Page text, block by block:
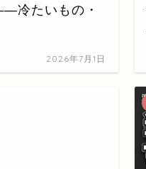
冷たいもの・
2026年7月1日